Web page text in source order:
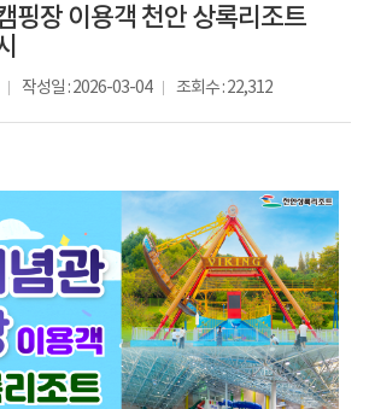
핑장 이용객 천안 상록리조트
작성일 : 2026-03-04 조회수 : 22,312